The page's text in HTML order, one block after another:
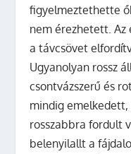
figyelmeztethette
nem érezhetett.Az
a távcsövet
Ugyanolyan rossz
csontvázszerű és
mindig
rosszabbra fordult
belenyilallt a